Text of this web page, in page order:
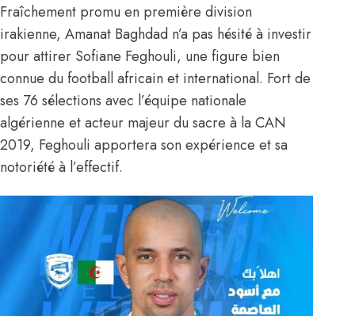
Fraîchement promu en première division
irakienne, Amanat Baghdad n’a pas hésité à investir
pour attirer Sofiane Feghouli, une figure bien
connue du football africain et international. Fort de
ses 76 sélections avec l’équipe nationale
algérienne et acteur majeur du sacre à la CAN
2019, Feghouli apportera son expérience et sa
notoriété à l’effectif.